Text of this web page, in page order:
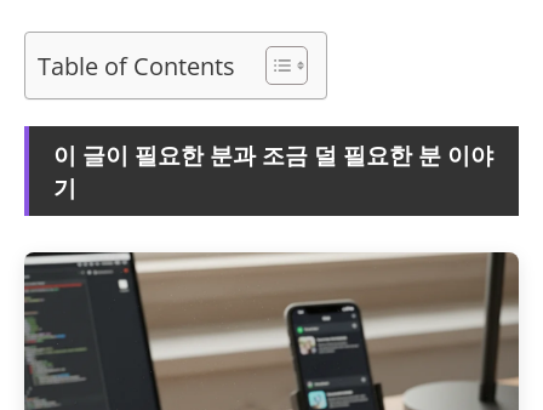
Table of Contents
이 글이 필요한 분과 조금 덜 필요한 분 이야
기